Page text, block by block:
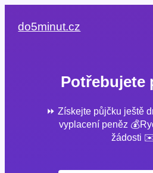
do5minut.cz
Potřebujete
⏩ Získejte půjčku ještě
vyplacení peněz
žádosti